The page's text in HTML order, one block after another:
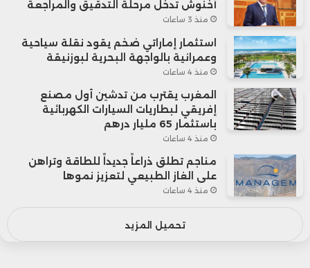
أخنوش تدخل مرحلة التدقيق والمراجعة
منذ 3 ساعات
استثمار إماراتي ضخم يقود نقلة سياحية
وعمرانية بالواجهة البحرية لبوزنيقة
منذ 4 ساعات
المغرب يقترب من تدشين أول مصنع
إفريقي لبطاريات السيارات الكهربائية
باستثمار 65 مليار درهم
منذ 4 ساعات
مناجم تطلق ذراعاً جديداً للطاقة وتراهن
على الغاز الطبيعي لتعزيز نموها
منذ 4 ساعات
تحميل المزيد